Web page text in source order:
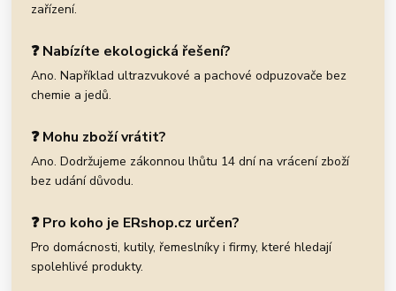
zařízení.
❓ Nabízíte ekologická řešení?
Ano. Například ultrazvukové a pachové odpuzovače bez
chemie a jedů.
❓ Mohu zboží vrátit?
Ano. Dodržujeme zákonnou lhůtu 14 dní na vrácení zboží
bez udání důvodu.
❓ Pro koho je ERshop.cz určen?
Pro domácnosti, kutily, řemeslníky i firmy, které hledají
spolehlivé produkty.